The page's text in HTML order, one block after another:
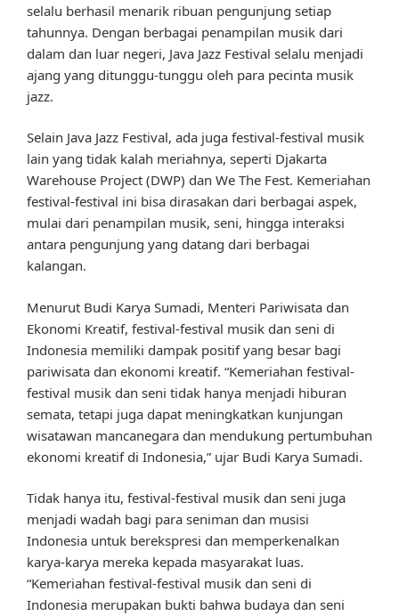
selalu berhasil menarik ribuan pengunjung setiap
tahunnya. Dengan berbagai penampilan musik dari
dalam dan luar negeri, Java Jazz Festival selalu menjadi
ajang yang ditunggu-tunggu oleh para pecinta musik
jazz.
Selain Java Jazz Festival, ada juga festival-festival musik
lain yang tidak kalah meriahnya, seperti Djakarta
Warehouse Project (DWP) dan We The Fest. Kemeriahan
festival-festival ini bisa dirasakan dari berbagai aspek,
mulai dari penampilan musik, seni, hingga interaksi
antara pengunjung yang datang dari berbagai
kalangan.
Menurut Budi Karya Sumadi, Menteri Pariwisata dan
Ekonomi Kreatif, festival-festival musik dan seni di
Indonesia memiliki dampak positif yang besar bagi
pariwisata dan ekonomi kreatif. “Kemeriahan festival-
festival musik dan seni tidak hanya menjadi hiburan
semata, tetapi juga dapat meningkatkan kunjungan
wisatawan mancanegara dan mendukung pertumbuhan
ekonomi kreatif di Indonesia,” ujar Budi Karya Sumadi.
Tidak hanya itu, festival-festival musik dan seni juga
menjadi wadah bagi para seniman dan musisi
Indonesia untuk berekspresi dan memperkenalkan
karya-karya mereka kepada masyarakat luas.
“Kemeriahan festival-festival musik dan seni di
Indonesia merupakan bukti bahwa budaya dan seni